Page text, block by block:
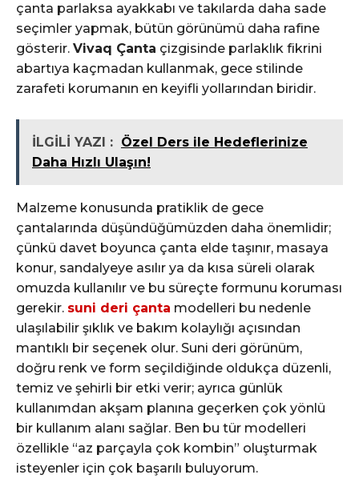
çanta parlaksa ayakkabı ve takılarda daha sade
seçimler yapmak, bütün görünümü daha rafine
gösterir. Vivaq Çanta çizgisinde parlaklık fikrini
abartıya kaçmadan kullanmak, gece stilinde
zarafeti korumanın en keyifli yollarından biridir.
İLGİLİ YAZI : Özel Ders ile Hedeflerinize
Daha Hızlı Ulaşın!
Malzeme konusunda pratiklik de gece
çantalarında düşündüğümüzden daha önemlidir;
çünkü davet boyunca çanta elde taşınır, masaya
konur, sandalyeye asılır ya da kısa süreli olarak
omuzda kullanılır ve bu süreçte formunu koruması
gerekir. suni deri çanta modelleri bu nedenle
ulaşılabilir şıklık ve bakım kolaylığı açısından
mantıklı bir seçenek olur. Suni deri görünüm,
doğru renk ve form seçildiğinde oldukça düzenli,
temiz ve şehirli bir etki verir; ayrıca günlük
kullanımdan akşam planına geçerken çok yönlü
bir kullanım alanı sağlar. Ben bu tür modelleri
özellikle “az parçayla çok kombin” oluşturmak
isteyenler için çok başarılı buluyorum.